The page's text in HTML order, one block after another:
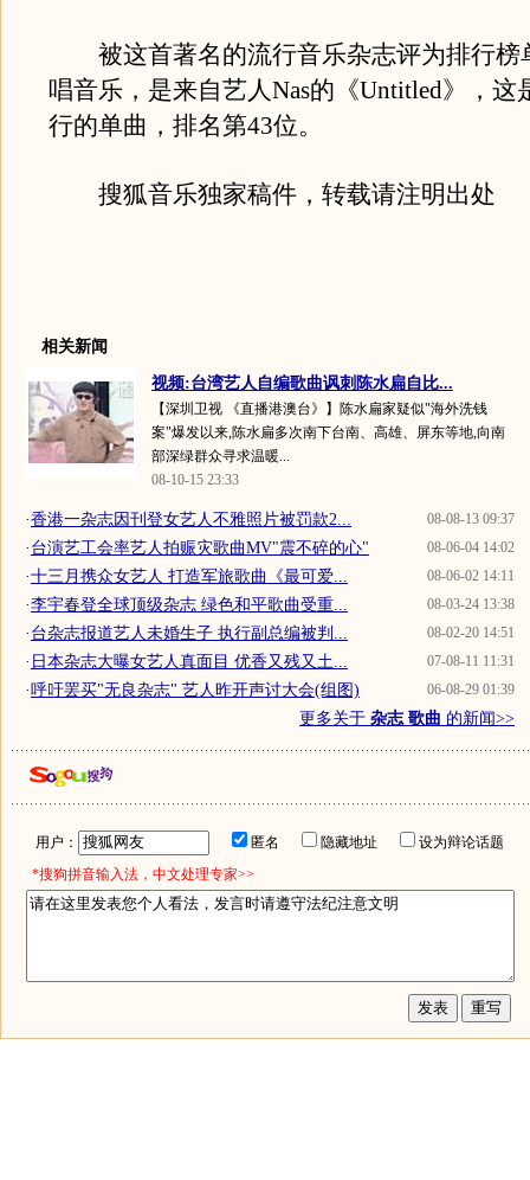
被这首著名的流行音乐杂志评为排行榜
唱音乐，是来自艺人Nas的《Untitled》，这
行的单曲，排名第43位。
搜狐音乐独家稿件，转载请注明出处
相关新闻
视频:台湾艺人自编歌曲讽刺陈水扁自比...
【深圳卫视 《直播港澳台》】陈水扁家疑似"海外洗钱
案"爆发以来,陈水扁多次南下台南、高雄、屏东等地,向南
部深绿群众寻求温暖...
08-10-15 23:33
08-08-13 09:37
·香港一杂志因刊登女艺人不雅照片被罚款2...
08-06-04 14:02
·台演艺工会率艺人拍赈灾歌曲MV"震不碎的心"
08-06-02 14:11
·十三月携众女艺人 打造军旅歌曲《最可爱...
08-03-24 13:38
·李宇春登全球顶级杂志 绿色和平歌曲受重...
08-02-20 14:51
·台杂志报道艺人未婚生子 执行副总编被判...
07-08-11 11:31
· 日本杂志大曝女艺人真面目 优香又残又土...
06-08-29 01:39
·呼吁罢买"无良杂志" 艺人昨开声讨大会(组图)
更多关于 杂志 歌曲 的新闻>>
用户： 匿名 隐藏地址
设为辩论话题
*搜狗拼音输入法，中文处理专家>>